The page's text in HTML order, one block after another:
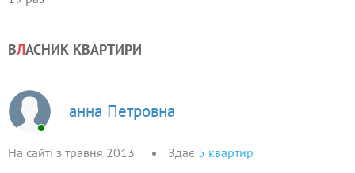
ВЛАСНИК КВАРТИРИ
анна Петровна
На сайті з травня 2013 Здає 5 квартир